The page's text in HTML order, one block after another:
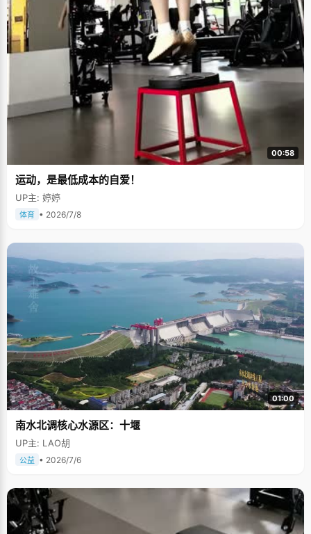
00:58
运动，是最低成本的自爱！
UP主: 婷婷
体育 • 2026/7/8
01:00
南水北调核心水源区：十堰
UP主: LAO胡
公益 • 2026/7/6